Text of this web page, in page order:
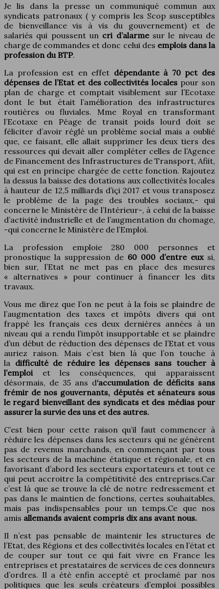
Je lis dans la presse un communiqué commun aux
syndicats patronaux ( y compris les Scop susceptibles
de bienveillance vis à vis du gouvernement) et de
salariés qui poussent un cri d’alarmesur le niveau de
charge de commandes et donc celui des emplois dans la
profession du BTP.
La profession est en effet dépendante à 70 pct des
dépenses de l’Etat et des collectivités locales pour son
plan de charge et comptait visiblement sur l’Ecotaxe
dont le but était l’amélioration des infrastructures
routières ou fluviales. Mme Royal en transformant
l’Ecotaxe en Péage de transit poids lourd doit se
féliciter d’avoir réglé un problème social mais a oublié
que, ce faisant, elle allait supprimer les deux tiers des
ressources qui devait aller compléter celles de l’Agence
de Financement des Infrastructures de Transport, Afiit,
qui est en principe chargée de cette fonction. Rajoutez
la dessus la baisse des dotations aux collectivités locales
à hauteur de 12,5 milliards d’içi 2017 et vous transposez
le problème de la page des troubles sociaux,- qui
concerne le Ministère de l’Intérieur-, à celui de la baisse
d’activité industrielle et de l’augmentation du chomage,
-qui concerne le Ministère de l’Emploi.
La profession emploie 280 000 personnes et
pronostique la suppression de 60 000 d’entre euxsi,
bien sur, l’Etat ne met pas en place des mesures
« alternatives » pour continuer à financer les dits
travaux.
Vous me direz que l’on ne peut à la fois se plaindre de
l’augmentation des taxes et impôts divers qui ont
frappé les français ces deux dernières années à un
niveau qui a rendu l’impôt insupportable et se plaindre
d’un début de réduction des dépenses de l’Etat et vous
auriez raison. Mais c’est bien là que l’on touche à
la difficulté de réduire les dépenses sans toucher à
l’emploi et les conséquences, qui apparaissent
désormais, de 35 ans d‘accumulation de déficits sans
frémir de nos gouvernants, députés et sénateurs sous
le regard bienveillant des syndicats et des médias pour
assurer la survie des uns et des autres.
C’est bien pour cette raison qu’il faut commencer à
réduire les dépenses dans les secteurs qui ne génèrent
pas de revenus marchands, en commençant par tous
les secteurs de la machine étatique et régionale, et en
favorisant d’abord les secteurs exportateurs et tout ce
qui peut accroitre la compétitivité des entreprises.Car
c’est là que se trouve la clé de notre redressement et
pas dans le maintien de fonctions, certes souhaitables,
mais pas indispensables pour un temps.Ce que nos
amis allemands avaient compris dix ans avant nous.
Il n’est pas pensable de maintenir les structures de
l’Etat, des Régions et des collectivités locales en l’état et
de couper sur tout ce qui fait vivre en France les
entreprises et prestataires de services de ces donneurs
d’ordres. Il a été enfin accepté et proclamé par nos
politiques que les seuls créateurs d’emploi possibles